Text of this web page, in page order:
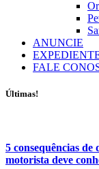
ANUNCIE
FALE
Últimas!
5 consequências
motorista deve